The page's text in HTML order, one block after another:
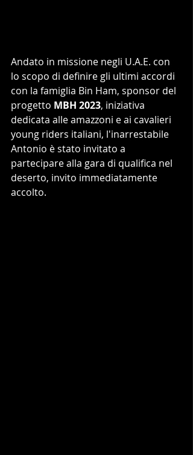
Andato in missione negli U.A.E. con
lo scopo di definire gli ultimi accordi
con la famiglia Bin Ham, sponsor del
progetto MBH 2023, iniziativa
dedicata alle amazzoni e ai cavalieri
young riders italiani, l'inarrestabile
Antonio è stato invitato a
partecipare alla gara di qualifica nel
deserto, invito immediatamente
accolto.